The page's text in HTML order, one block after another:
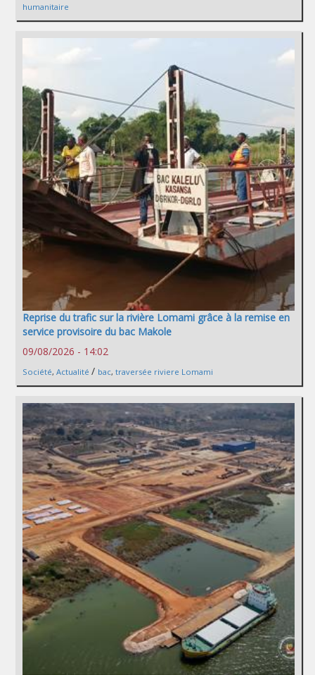
humanitaire
Reprise du trafic sur la rivière Lomami grâce à la remise en
service provisoire du bac Makole
09/08/2026 - 14:02
Société, Actualité / bac, traversée riviere Lomami